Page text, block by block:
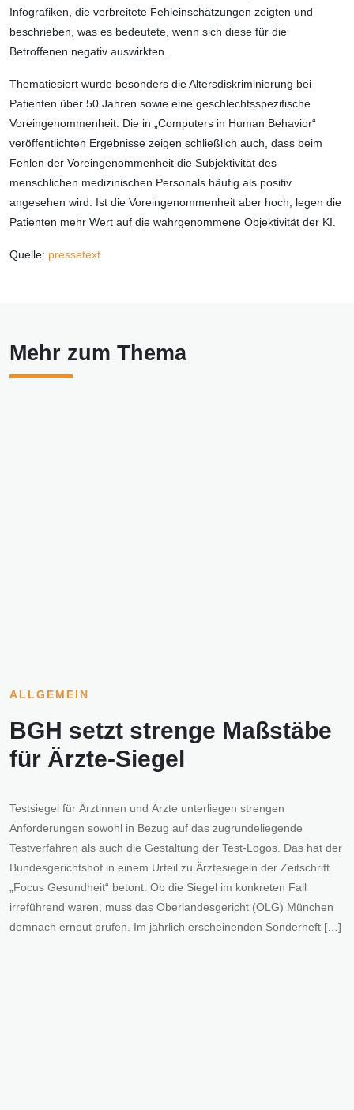
Infografiken, die verbreitete Fehleinschätzungen zeigten und
beschrieben, was es bedeutete, wenn sich diese für die
Betroffenen negativ auswirkten.
Thematiesiert wurde besonders die Altersdiskriminierung bei
Patienten über 50 Jahren sowie eine geschlechtsspezifische
Voreingenommenheit. Die in „Computers in Human Behavior“
veröffentlichten Ergebnisse zeigen schließlich auch, dass beim
Fehlen der Voreingenommenheit die Subjektivität des
menschlichen medizinischen Personals häufig als positiv
angesehen wird. Ist die Voreingenommenheit aber hoch, legen die
Patienten mehr Wert auf die wahrgenommene Objektivität der KI.
Quelle: pressetext
Mehr zum Thema
ALLGEMEIN
BGH setzt strenge Maßstäbe
für Ärzte-Siegel
Testsiegel für Ärztinnen und Ärzte unterliegen strengen
Anforderungen sowohl in Bezug auf das zugrundeliegende
Testverfahren als auch die Gestaltung der Test-Logos. Das hat der
Bundesgerichtshof in einem Urteil zu Ärztesiegeln der Zeitschrift
„Focus Gesundheit“ betont. Ob die Siegel im konkreten Fall
irreführend waren, muss das Oberlandesgericht (OLG) München
demnach erneut prüfen. Im jährlich erscheinenden Sonderheft […]